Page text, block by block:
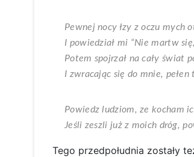
Pewnej nocy łzy z oczu mych
I powiedział mi “Nie martw
Potem spojrzał na cały świat
I zwracając się do mnie,
Powiedz ludziom, ze kocham
Jeśli zeszli już z moich dróg,
Tego przedpołudnia zostały